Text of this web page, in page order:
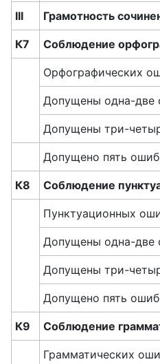
III Грамотность
К7 Соблюдение
Орфографических
Допущены одна-две
Допущены три-
Допущено пять
К8 Соблюдение
Пунктуационных
Допущены одна-две
Допущены три-
Допущено пять
К9 Соблюдение
Грамматических